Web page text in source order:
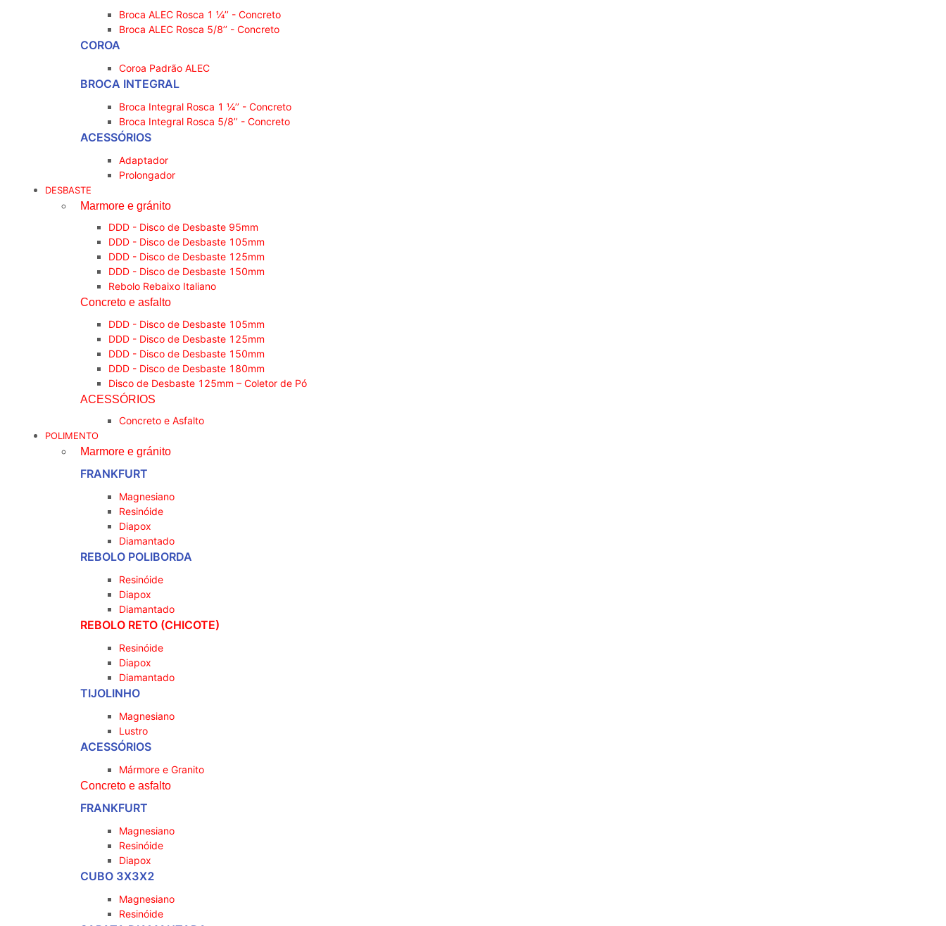
Broca ALEC Rosca 1 ¼’’ - Concreto
Broca ALEC Rosca 5/8’’ - Concreto
COROA
Coroa Padrão ALEC
BROCA INTEGRAL
Broca Integral Rosca 1 ¼’’ - Concreto
Broca Integral Rosca 5/8’’ - Concreto
ACESSÓRIOS
Adaptador
Prolongador
DESBASTE
Marmore e gránito
DDD - Disco de Desbaste 95mm
DDD - Disco de Desbaste 105mm
DDD - Disco de Desbaste 125mm
DDD - Disco de Desbaste 150mm
Rebolo Rebaixo Italiano
Concreto e asfalto
DDD - Disco de Desbaste 105mm
DDD - Disco de Desbaste 125mm
DDD - Disco de Desbaste 150mm
DDD - Disco de Desbaste 180mm
Disco de Desbaste 125mm – Coletor de Pó
ACESSÓRIOS
Concreto e Asfalto
POLIMENTO
Marmore e gránito
FRANKFURT
Magnesiano
Resinóide
Diapox
Diamantado
REBOLO POLIBORDA
Resinóide
Diapox
Diamantado
REBOLO RETO (CHICOTE)
Resinóide
Diapox
Diamantado
TIJOLINHO
Magnesiano
Lustro
ACESSÓRIOS
Mármore e Granito
Concreto e asfalto
FRANKFURT
Magnesiano
Resinóide
Diapox
CUBO 3X3X2
Magnesiano
Resinóide